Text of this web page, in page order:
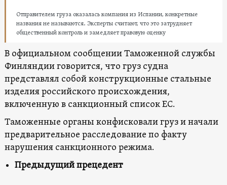
Отправителем груза оказалась компания из Испании, конкретные
названия не называются. Эксперты считают, что это затрудняет
общественный контроль и замедляет правовую оценку
В официальном сообщении Таможенной службы
Финляндии говорится, что груз судна
представлял собой конструкционные стальные
изделия российского происхождения,
включенную в санкционный список ЕС.
Таможенные органы конфисковали груз и начали
предварительное расследование по факту
нарушения санкционного режима.
Предыдущий прецедент